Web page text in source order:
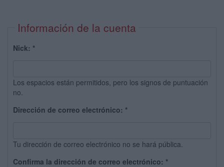
Información de la cuenta
Nick: *
Los espacios están permitidos, pero los signos de puntuación
no.
Dirección de correo electrónico: *
Tu dirección de correo electrónico no se hará pública.
Confirma la dirección de correo electrónico: *